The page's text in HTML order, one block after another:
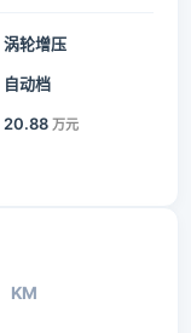
涡轮增压
自动档
20.88 万元
KM